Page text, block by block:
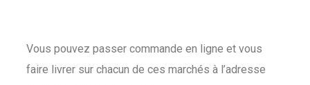
Vous pouvez passer commande en ligne et vous
faire livrer sur chacun de ces marchés à l’adresse